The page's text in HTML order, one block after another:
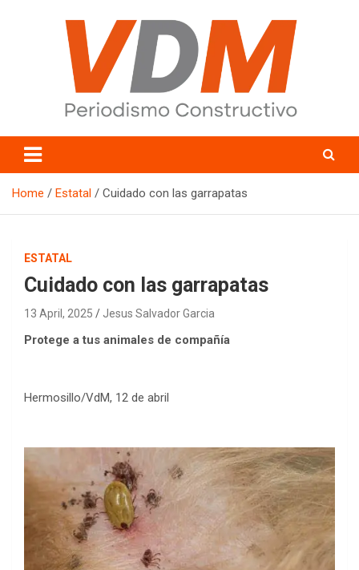
valledelmayo.com
Home Estatal Cuidado con las garrapatas
ESTATAL
Cuidado con las garrapatas
13 April, 2025 Jesus Salvador Garcia
Protege a tus animales de compañía
Hermosillo/VdM, 12 de abril